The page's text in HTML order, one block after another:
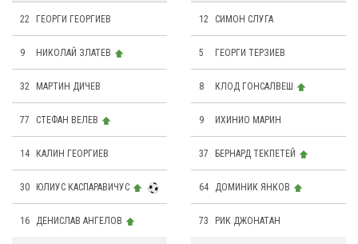
22 ГЕОРГИ ГЕОРГИЕВ
9 НИКОЛАЙ ЗЛАТЕВ
32 МАРТИН ДИЧЕВ
77 СТЕФАН ВЕЛЕВ
14 КАЛИН ГЕОРГИЕВ
30 ЮЛИУС КАСПАРАВИЧУС
16 ДЕНИСЛАВ АНГЕЛОВ
12 СИМОН СЛУГА
5 ГЕОРГИ ТЕРЗИЕВ
8 КЛОД ГОНСАЛВЕШ
9 ИХИНИО МАРИН
37 БЕРНАРД ТЕКПЕТЕЙ
64 ДОМИНИК ЯНКОВ
73 РИК ДЖОНАТАН